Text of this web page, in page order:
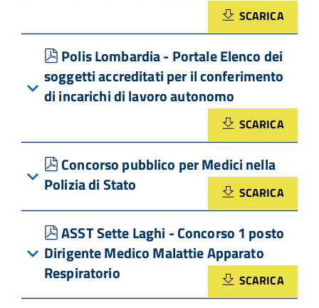
SCARICA
pdf
Polis Lombardia - Portale Elenco dei
soggetti accreditati per il conferimento
di incarichi di lavoro autonomo
SCARICA
pdf
Concorso pubblico per Medici nella
Polizia di Stato
SCARICA
pdf
ASST Sette Laghi - Concorso 1 posto
Dirigente Medico Malattie Apparato
Respiratorio
SCARICA